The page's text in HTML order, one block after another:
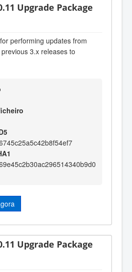
Upgrade Package
performing updates from
3.x releases to
Upgrade Package